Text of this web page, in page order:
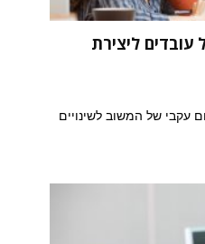
עובדים ליצירת
עקבי של המשוב לשינויים